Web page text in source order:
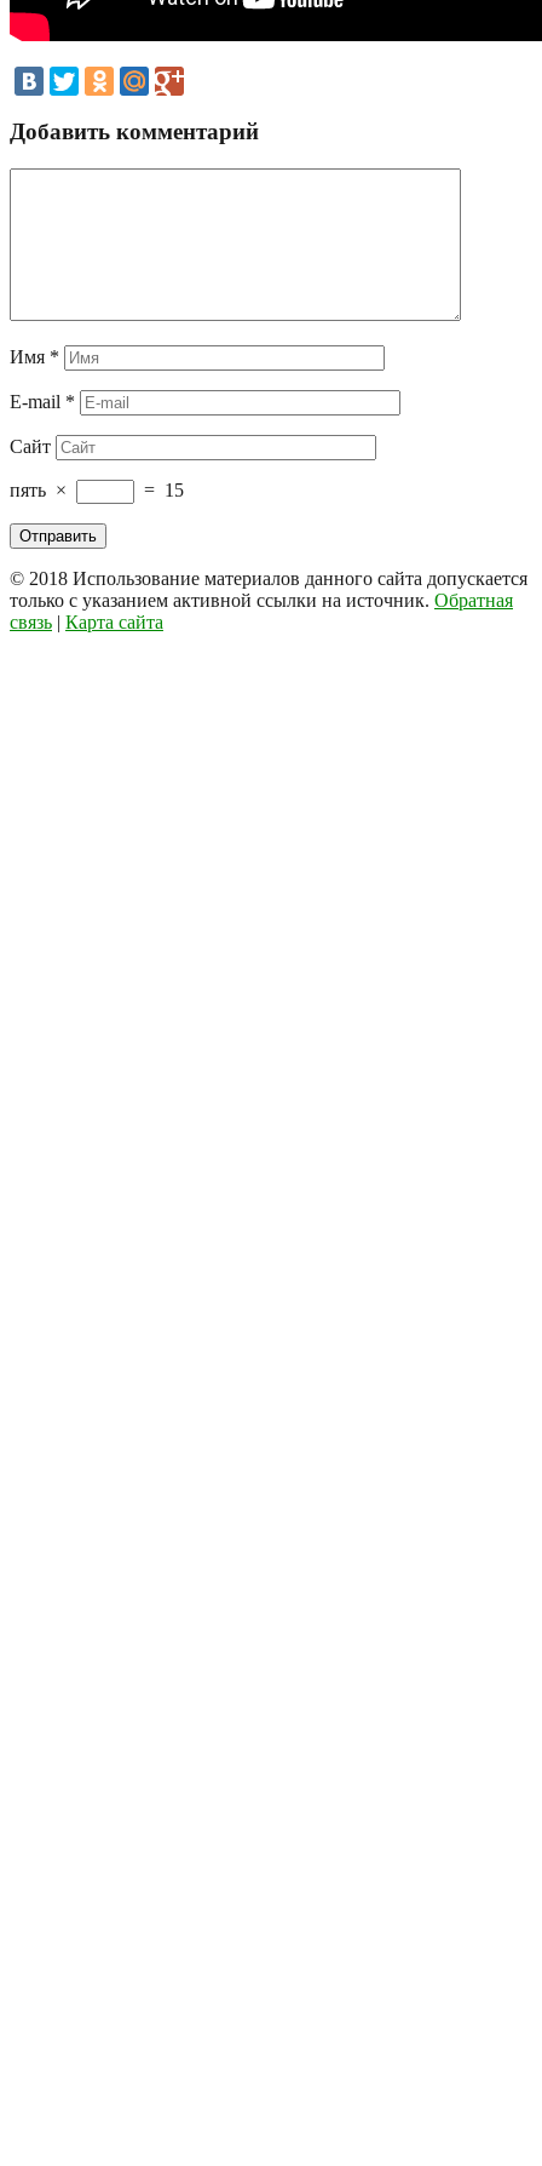
Добавить комментарий
Имя *
E-mail *
Сайт
пять × = 15
© 2018 Использование материалов данного сайта допускается
только с указанием активной ссылки на источник. Обратная
связь | Карта сайта